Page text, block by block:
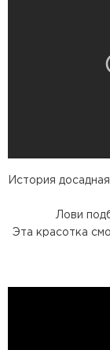
История
Лови
Эта красотка